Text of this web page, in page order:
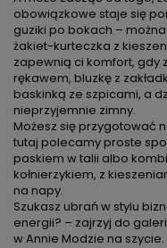
obowiązkowe staje się
guziki po bokach –
żakiet-kurteczka z
zapewnią ci komfort, gdy
rękawem, bluzkę z
baskinką ze szpicami, a
nieprzyjemnie zimny.
Możesz się przygotować
tutaj polecamy proste
paskiem w talii albo
kołnierzykiem, z
na napy.
Szukasz ubrań w stylu
energii? – zajrzyj do
w Annie Modzie na szycie.